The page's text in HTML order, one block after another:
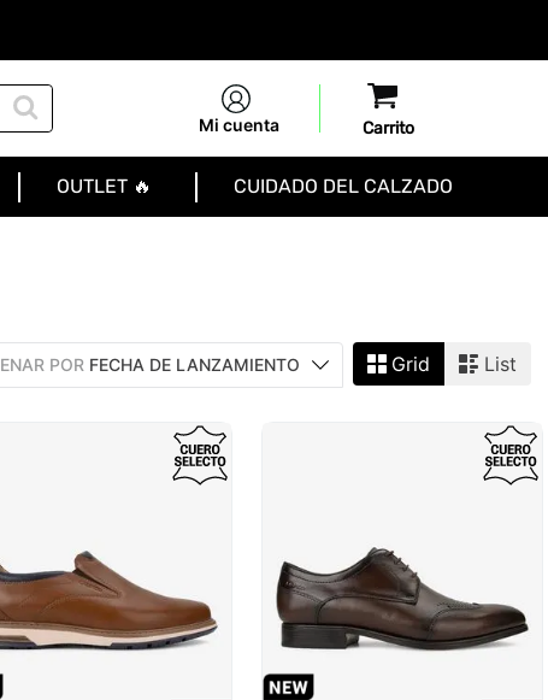
Mi cuenta
OUTLET 🔥 CUIDADO DEL CALZADO
POR FECHA DE LANZAMIENTO Grid List